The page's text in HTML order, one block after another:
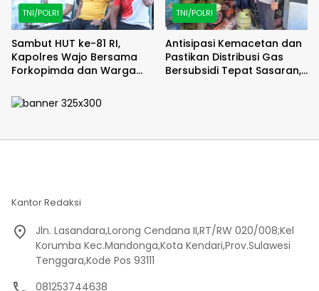
TNI/POLRI
Sambut HUT ke-81 RI,
Kapolres Wajo Bersama
Forkopimda dan Warga
Karung
TNI/POLRI
Antisipasi Kemacetan dan
Pastikan Distribusi Gas
Bersubsidi Tepat Sasaran,
Kantor Redaksi
Jln. Lasandara,Lorong Cendana II,RT/RW 020/008;Kel
Korumba Kec.Mandonga,Kota Kendari,Prov.Sulawesi
Tenggara,Kode Pos 93111
081253744638